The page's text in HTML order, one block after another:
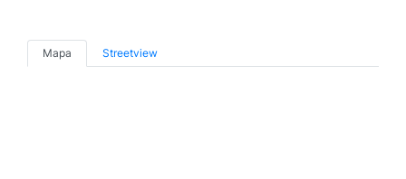
Mapa Streetview